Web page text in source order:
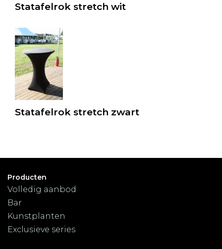
Statafelrok stretch wit
Statafelrok stretch zwart
Producten
Volledig aanbod
Bar
Kunstplanten
Exclusieve series